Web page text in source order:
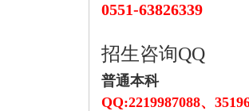
0551-63826339
招生咨询QQ
普通本科
QQ:2219987088、